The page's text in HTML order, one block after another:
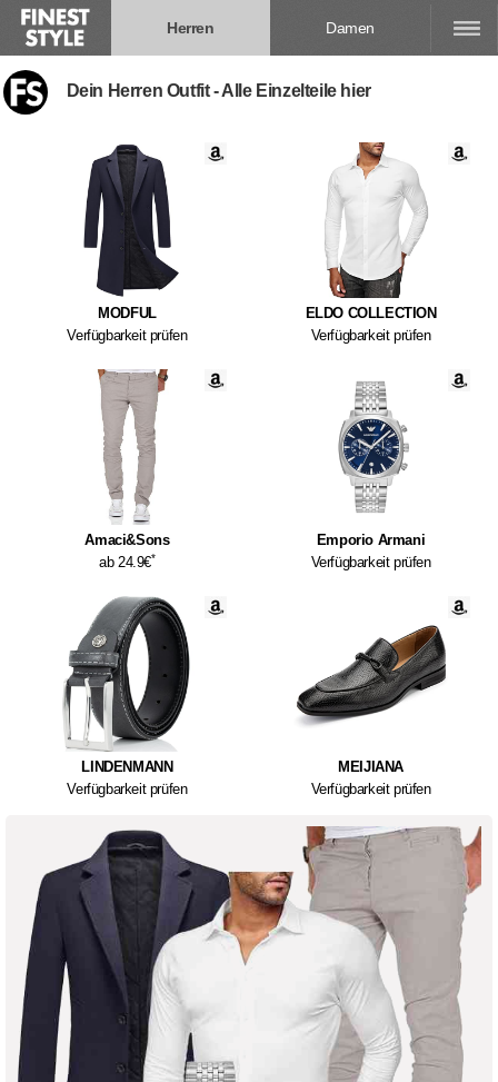
Herren Damen
Dein Herren Outfit - Alle Einzelteile hier
MODFUL
Verfügbarkeit prüfen
ELDO COLLECTION
Verfügbarkeit prüfen
Amaci&Sons
ab 24.9€*
Emporio Armani
Verfügbarkeit prüfen
LINDENMANN
Verfügbarkeit prüfen
MEIJIANA
Verfügbarkeit prüfen